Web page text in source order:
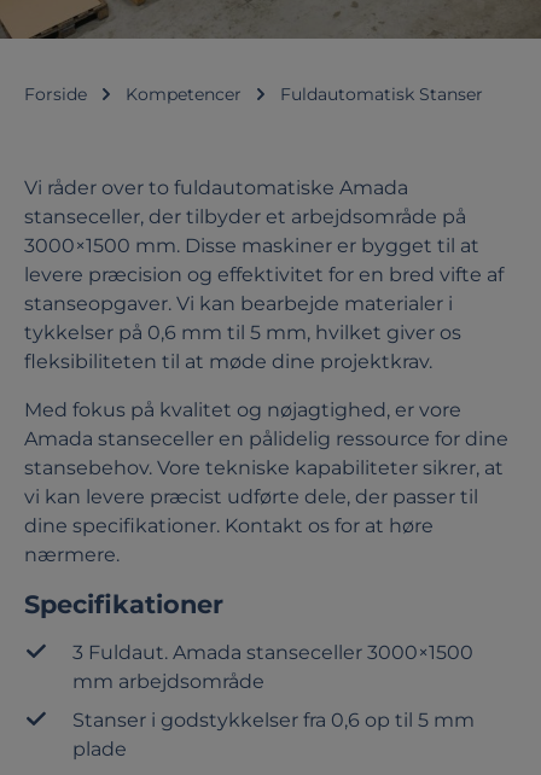
Forside Kompetencer Fuldautomatisk Stanser
Vi råder over to fuldautomatiske Amada
stanseceller, der tilbyder et arbejdsområde på
3000×1500 mm. Disse maskiner er bygget til at
levere præcision og effektivitet for en bred vifte af
stanseopgaver. Vi kan bearbejde materialer i
tykkelser på 0,6 mm til 5 mm, hvilket giver os
fleksibiliteten til at møde dine projektkrav.
Med fokus på kvalitet og nøjagtighed, er vore
Amada stanseceller en pålidelig ressource for dine
stansebehov. Vore tekniske kapabiliteter sikrer, at
vi kan levere præcist udførte dele, der passer til
dine specifikationer. Kontakt os for at høre
nærmere.
Specifikationer
3 Fuldaut. Amada stanseceller 3000×1500
mm arbejdsområde
Stanser i godstykkelser fra 0,6 op til 5 mm
plade